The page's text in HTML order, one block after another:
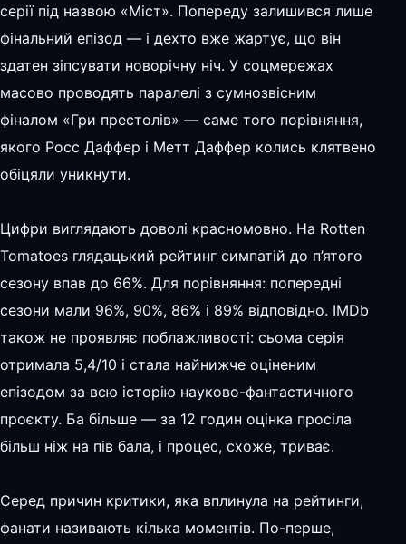
серії під назвою «Міст». Попереду залишився лише
фінальний епізод — і дехто вже жартує, що він
здатен зіпсувати новорічну ніч. У соцмережах
масово проводять паралелі з сумнозвісним
фіналом «Гри престолів» — саме того порівняння,
якого Росс Даффер і Метт Даффер колись клятвено
обіцяли уникнути.
Цифри виглядають доволі красномовно. На Rotten
Tomatoes глядацький рейтинг симпатій до п’ятого
сезону впав до 66%. Для порівняння: попередні
сезони мали 96%, 90%, 86% і 89% відповідно. IMDb
також не проявляє поблажливості: сьома серія
отримала 5,4/10 і стала найнижче оціненим
епізодом за всю історію науково-фантастичного
проєкту. Ба більше — за 12 годин оцінка просіла
більш ніж на пів бала, і процес, схоже, триває.
Серед причин критики, яка вплинула на рейтинги,
фанати називають кілька моментів. По-перше,